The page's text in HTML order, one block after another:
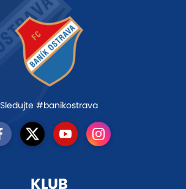
Sledujte #banikostrava
KLUB